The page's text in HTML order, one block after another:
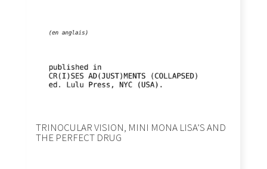
TRINOCULAR VISION, MINI MONA LISA’S AND
THE PERFECT DRUG